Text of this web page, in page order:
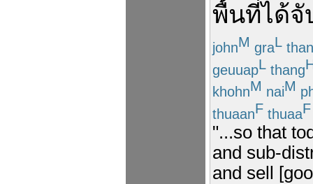
พื้นที่ได้จั
johnM graL
geuuapL thang
khohnM naiM
thuaanF thuaaF
"...so that
and sub-
and sell